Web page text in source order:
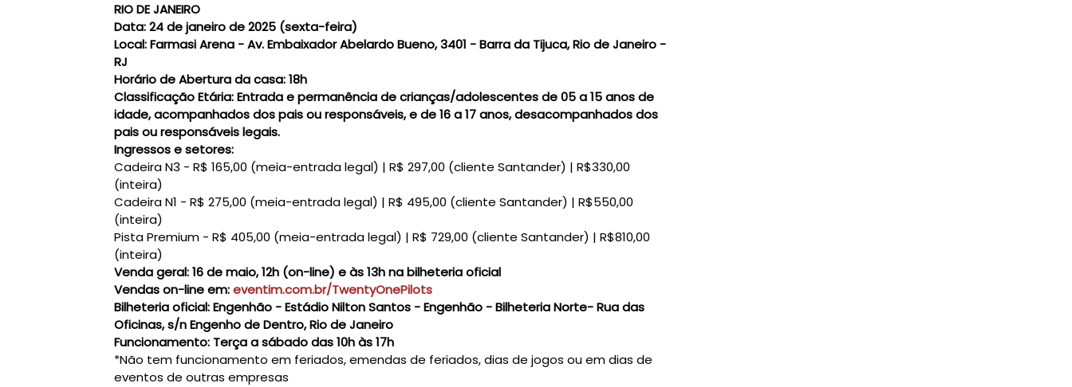
RIO DE JANEIRO
Data:24 de janeiro de 2025 (sexta-feira)
Local:Farmasi Arena - Av. Embaixador Abelardo Bueno, 3401 - Barra da Tijuca, Rio de Janeiro -
RJ
Horário de Abertura da casa:18h
Classificação Etária:Entrada e permanência de crianças/adolescentes de 05 a 15 anos de
idade, acompanhados dos pais ou responsáveis, e de 16 a 17 anos, desacompanhados dos
pais ou responsáveis legais.
Ingressos e setores:
Cadeira N3 - R$ 165,00 (meia-entrada legal) | R$ 297,00 (cliente Santander) | R$330,00
(inteira)
Cadeira N1 - R$ 275,00 (meia-entrada legal) | R$ 495,00 (cliente Santander) | R$550,00
(inteira)
Pista Premium - R$ 405,00 (meia-entrada legal) | R$ 729,00 (cliente Santander) | R$810,00
(inteira)
Venda geral:16 de maio, 12h (on-line) e às 13h na bilheteria oficial
Vendas on-line em:eventim.com.br/TwentyOnePilots
Bilheteria oficial:Engenhão - Estádio Nilton Santos - Engenhão - Bilheteria Norte- Rua das
Oficinas, s/n Engenho de Dentro, Rio de Janeiro
Funcionamento: Terça a sábado das 10h às 17h
*Não tem funcionamento em feriados, emendas de feriados, dias de jogos ou em dias de
eventos de outras empresas